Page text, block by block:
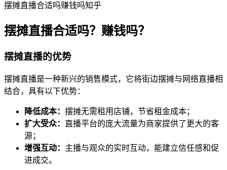
摆摊直播合适吗赚钱吗知乎
摆摊直播合适吗？赚钱吗？
摆摊直播的优势
摆摊直播是一种新兴的销售模式，它将街边摆摊与网络直播相
结合，具有以下优势：
降低成本： 摆摊无需租用店铺，节省租金成本；
扩大受众： 直播平台的庞大流量为商家提供了更大的客
源；
增强互动： 主播与观众的实时互动，能建立信任感和促
进成交。